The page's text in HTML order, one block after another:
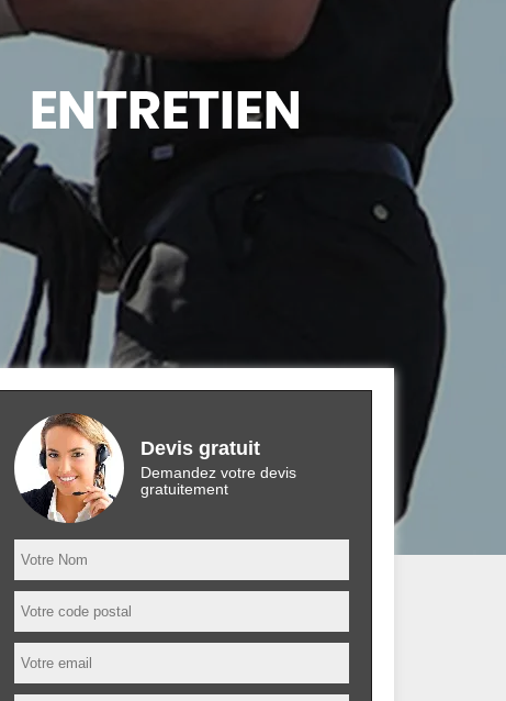
Devis gratuit
Demandez votre devis
gratuitement